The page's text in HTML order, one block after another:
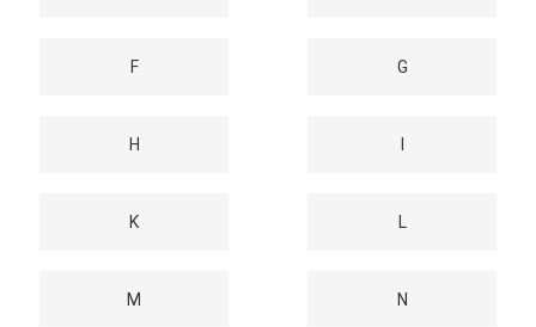
F G
H
K L
M N